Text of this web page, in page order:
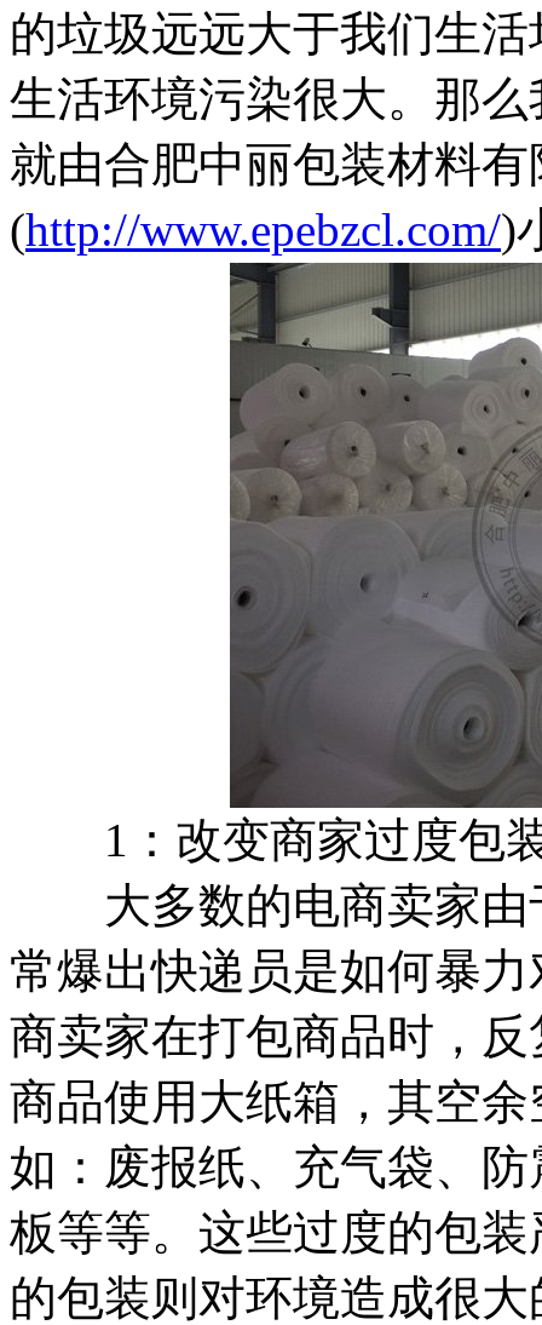
的垃圾远远大于我们生
生活环境污染很大。那
就由合肥中丽包装材料有
(http://www.epebzcl.com/)
1：改变商家过度包
大多数的电商卖家由
常爆出快递员是如何暴
商卖家在打包商品时，
商品使用大纸箱，其空
如：废报纸、充气袋、
板等等。这些过度的包
的包装则对环境造成很